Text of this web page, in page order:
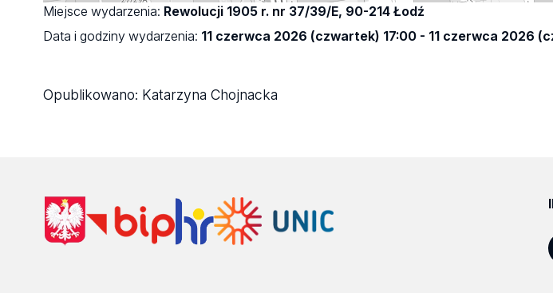
Miejsce wydarzenia: Rewolucji 1905 r. nr 37/39/E, 90-214 Łodź
Data i godziny wydarzenia: 11 czerwca 2026 (czwartek) 17:00 - 11 czerwca 2026
Opublikowano: Katarzyna Chojnacka